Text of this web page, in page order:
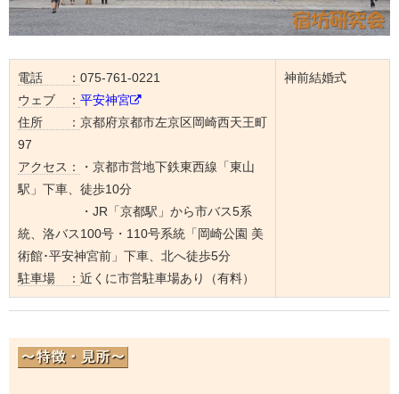
電話 ： 075-761-0221
ウェブ ： 平安神宮
住所 ： 京都府京都市左京区岡崎西天王町
97
アクセス：
・京都市営地下鉄東西線「東山
駅」下車、徒歩10分
・JR「京都駅」から市バス5系
統、洛バス100号・110号系統「岡崎公園 美
術館･平安神宮前」下車、北へ徒歩5分
駐車場 ： 近くに市営駐車場あり（有料）
神前結婚式